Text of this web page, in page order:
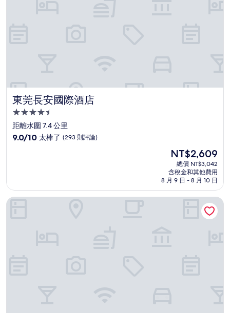
東莞長安國際酒店
東莞長安國際酒店
4.5
星
級
距離水圍 7.4 公里
9.0
太
棒
9.0/10 太棒了 (293 則評論)
現
在
價
格
為
NT$2,609
NT$2,609
總價 NT$3,042
含稅金和其他費用
8 月 9 日 - 8 月 10 日
城邦公寓 - 深圳牛湖地鐵站店